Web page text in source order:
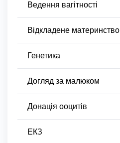
Ведення вагітності
Відкладене материнство
Генетика
Догляд за малюком
Донація ооцитів
ЕКЗ